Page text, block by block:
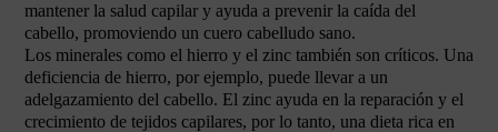
mantener la salud capilar y ayuda a prevenir la caída del
cabello, promoviendo un cuero cabelludo sano.
Los minerales como el hierro y el zinc también son críticos. Una
deficiencia de hierro, por ejemplo, puede llevar a un
adelgazamiento del cabello. El zinc ayuda en la reparación y el
crecimiento de tejidos capilares, por lo tanto, una dieta rica en